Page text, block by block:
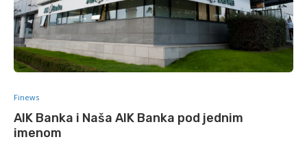
Finews
AIK Banka i Naša AIK Banka pod jednim
imenom